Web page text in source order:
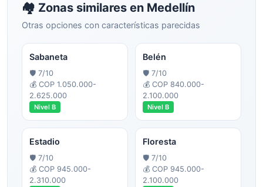
🏘️ Zonas similares en Medellín
Otras opciones con características parecidas
Sabaneta
🛡️ 7/10
💰 COP 1.050.000-
2.625.000
Nivel B
Belén
🛡️ 7/10
💰 COP 840.000-
2.100.000
Nivel B
Estadio
🛡️ 7/10
💰 COP 945.000-
2.310.000
Floresta
🛡️ 7/10
💰 COP 945.000-
2.100.000